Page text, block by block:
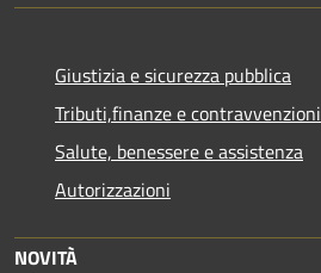
Giustizia e sicurezza pubblica
Tributi,finanze e contravvenzioni
Salute, benessere e assistenza
Autorizzazioni
NOVITÀ